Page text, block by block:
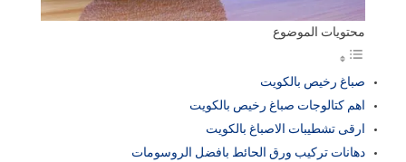
محتويات الموضوع
صباغ رخيص بالكويت
اهم كتالوجات صباغ رخيص بالكويت
ارقى تشطيبات الاصباغ بالكويت
دهانات تركيب ورق الحائط بافضل الروسومات